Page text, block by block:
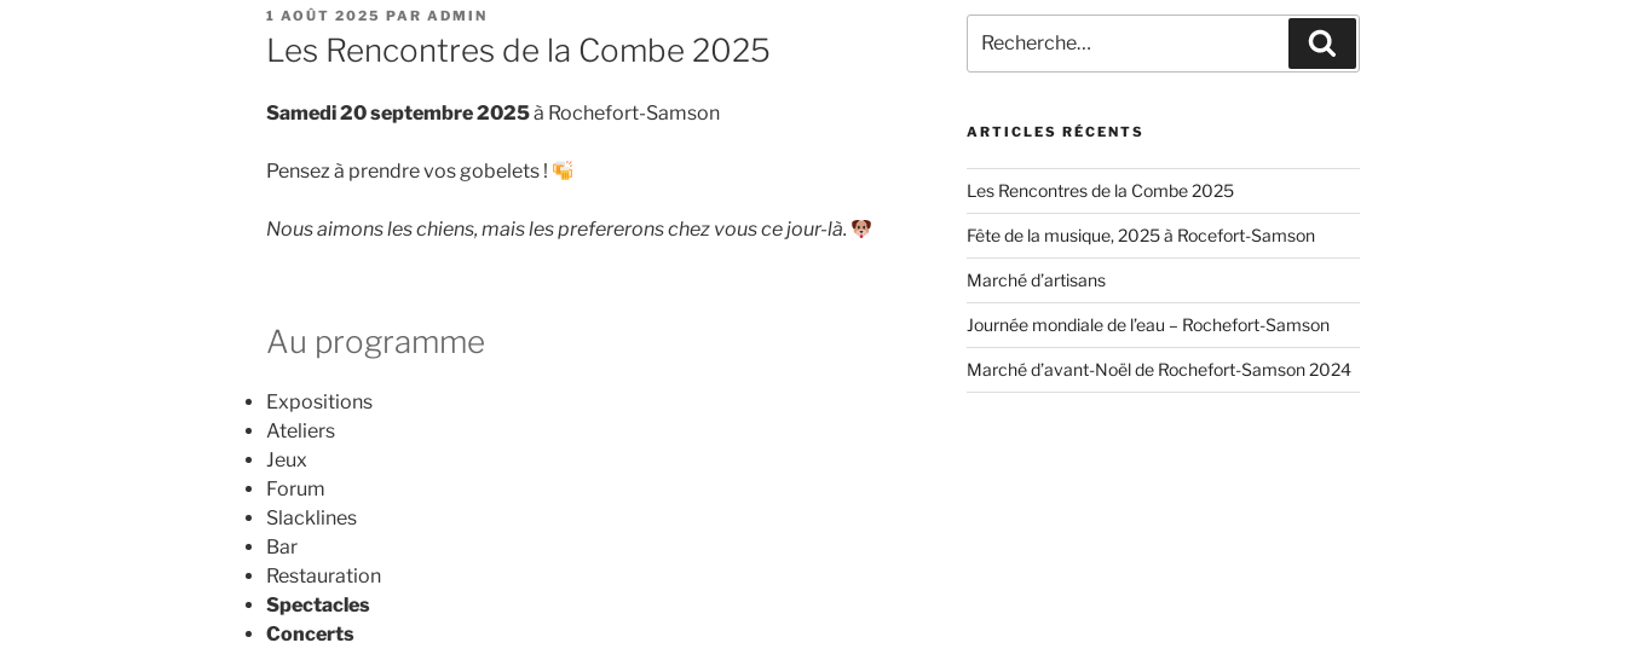
PUBLIÉ
LE
1 AOÛT 2025 PAR ADMIN
Les Rencontres de la Combe 2025
Samedi 20 septembre 2025à Rochefort-Samson
Pensez à prendre vos gobelets !
Nous aimons les chiens, mais les prefererons chez vous ce jour-là.
Au programme
Expositions
Ateliers
Jeux
Forum
Slacklines
Bar
Restauration
Spectacles
Concerts
pour
:
ARTICLES RÉCENTS
Les Rencontres de la Combe 2025
Fête de la musique, 2025 à Rocefort-Samson
Marché d’artisans
Journée mondiale de l’eau – Rochefort-Samson
Marché d’avant-Noël de Rochefort-Samson 2024